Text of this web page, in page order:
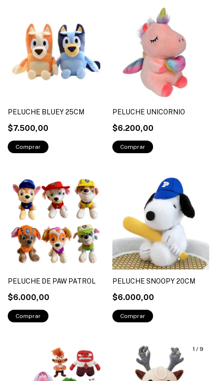
PELUCHE BLUEY 25CM
$7.500,00
PELUCHE UNICORNIO
$6.200,00
PELUCHE DE PAW PATROL
$6.000,00
PELUCHE SNOOPY 20CM
$6.000,00
1 / 9